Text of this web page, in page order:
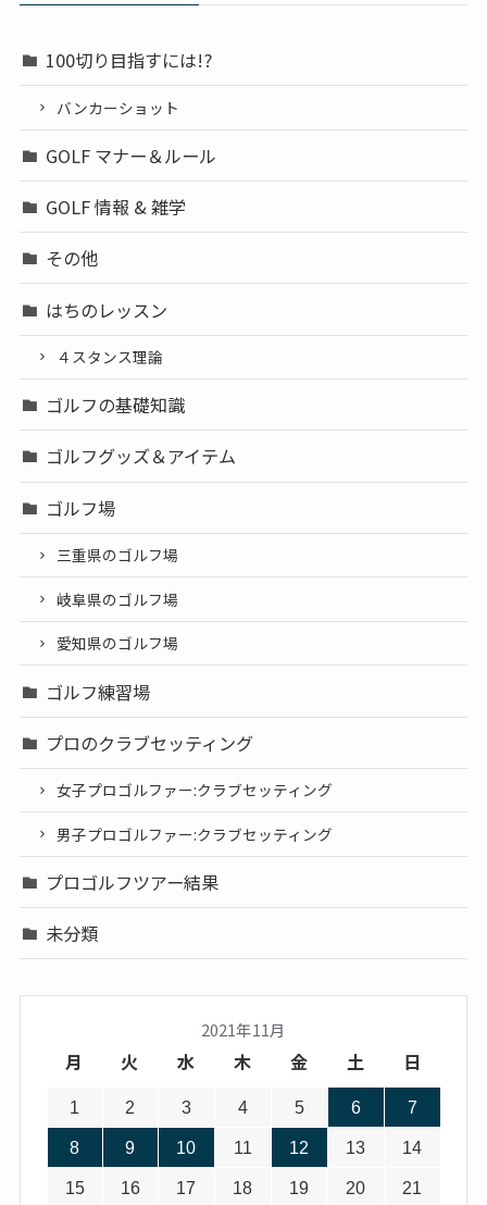
100切り目指すには!?
バンカーショット
GOLF マナー＆ルール
GOLF 情報 & 雑学
その他
はちのレッスン
４スタンス理論
ゴルフの基礎知識
ゴルフグッズ＆アイテム
ゴルフ場
三重県のゴルフ場
岐阜県のゴルフ場
愛知県のゴルフ場
ゴルフ練習場
プロのクラブセッティング
女子プロゴルファー:クラブセッティング
男子プロゴルファー:クラブセッティング
プロゴルフツアー結果
未分類
2021年11月
月 火 水 木 金 土 日
1 2 3 4 5 6 7
8 9 10 11 12 13 14
15 16 17 18 19 20 21